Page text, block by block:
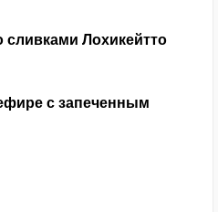
сливками Лохикейтто
с запеченным